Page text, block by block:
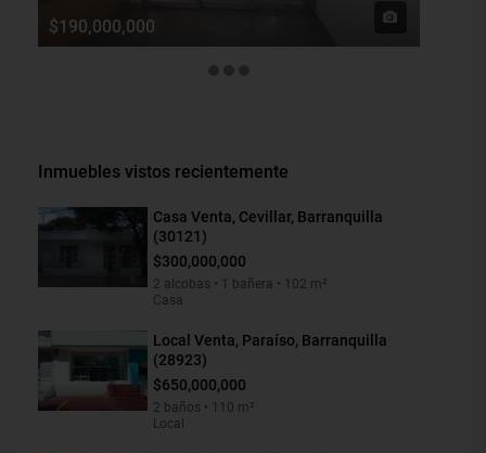
$190,000,000
Inmuebles vistos recientemente
Casa Venta, Cevillar, Barranquilla
(30121)
$300,000,000
2 alcobas • 1 bañera • 102 m²
Casa
Local Venta, Paraíso, Barranquilla
(28923)
$650,000,000
2 baños • 110 m²
Local